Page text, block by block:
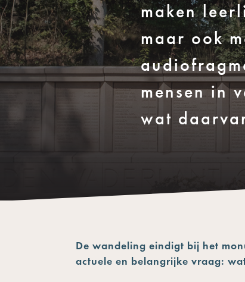
maken
maar ook
mensen in
wat
De wandeling eindigt bij het
actuele en belangrijke vraag: